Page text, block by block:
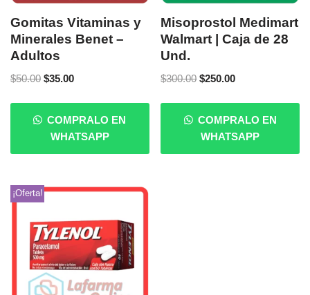
Gomitas Vitaminas y
Minerales Benet –
Adultos
$50.00 $35.00
COMPRALO EN
WHATSAPP
Misoprostol Medimart
Walmart | Caja de 28
Und.
$300.00 $250.00
COMPRALO EN
WHATSAPP
¡Oferta!